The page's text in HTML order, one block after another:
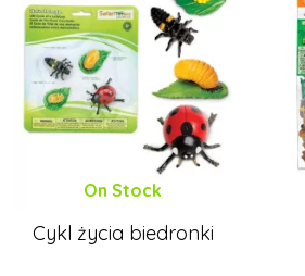
On Stock
Cykl życia biedronki